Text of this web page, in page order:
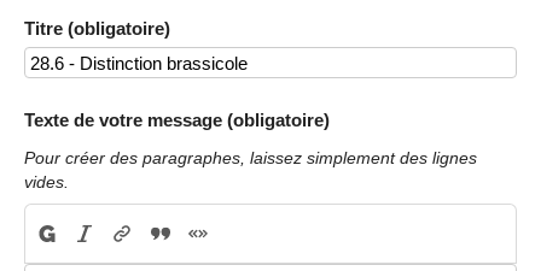
Titre (obligatoire)
Texte de votre message (obligatoire)
Pour créer des paragraphes, laissez simplement des lignes
vides.